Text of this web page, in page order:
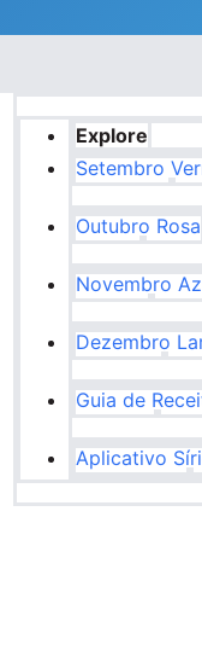
Explore
Setembro
Outubro Rosa
Novembro
Dezembro
Guia de
Aplicativo